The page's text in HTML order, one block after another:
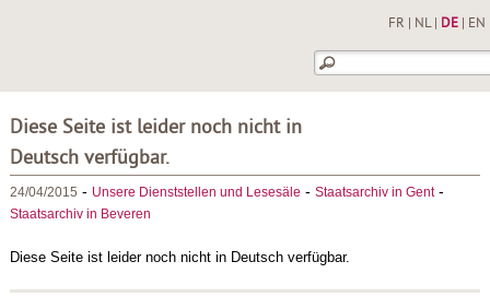
FR NL| DE| EN
Diese Seite ist leider noch nicht in
Deutsch verfügbar.
24/04/2015 - Unsere Dienststellen und Lesesäle - Staatsarchiv in Gent-
Staatsarchiv in Beveren
Diese Seite ist leider noch nicht in Deutsch verfügbar.